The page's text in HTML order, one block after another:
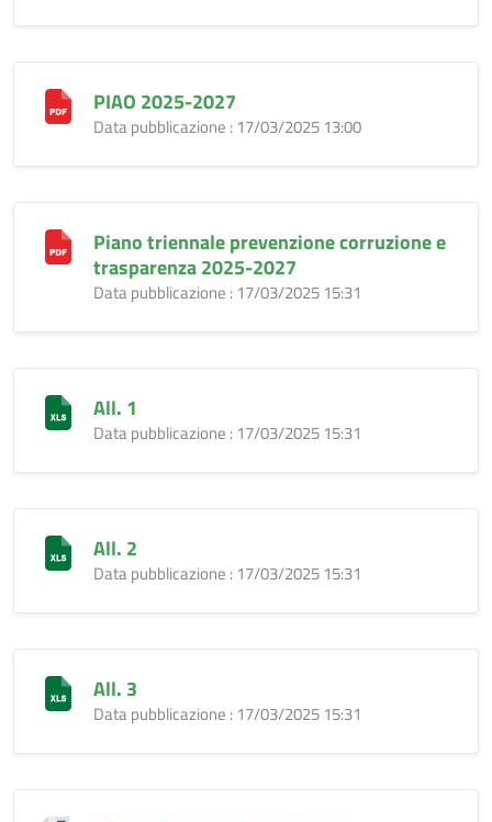
PIAO 2025-2027
Data pubblicazione : 17/03/2025 13:00
Piano triennale prevenzione corruzione e
trasparenza 2025-2027
Data pubblicazione : 17/03/2025 15:31
All. 1
Data pubblicazione : 17/03/2025 15:31
All. 2
Data pubblicazione : 17/03/2025 15:31
All. 3
Data pubblicazione : 17/03/2025 15:31